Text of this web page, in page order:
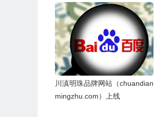
川滇明珠品牌网站（chuandian
mingzhu.com）上线